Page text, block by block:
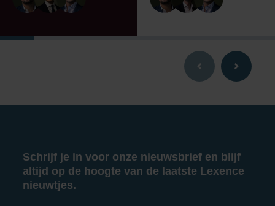
Schrijf je in voor onze nieuwsbrief en blijf
altijd op de hoogte van de laatste Lexence
nieuwtjes.